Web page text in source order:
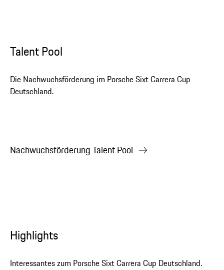
Talent Pool
Die Nachwuchsförderung im Porsche Sixt Carrera Cup
Deutschland.
Nachwuchsförderung Talent Pool
Highlights
Interessantes zum Porsche Sixt Carrera Cup Deutschland.